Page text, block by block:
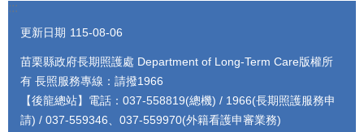
:::
更新日期 115-08-06
苗栗縣政府長期照護處 Department of Long-Term Care版權所
有 長照服務專線：請撥1966
【後龍總站】電話：037-558819(總機) / 1966(長期照護服務申
請) / 037-559346、037-559970(外籍看護申審業務)